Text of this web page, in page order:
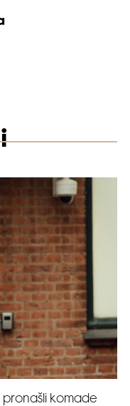
pronašli komade